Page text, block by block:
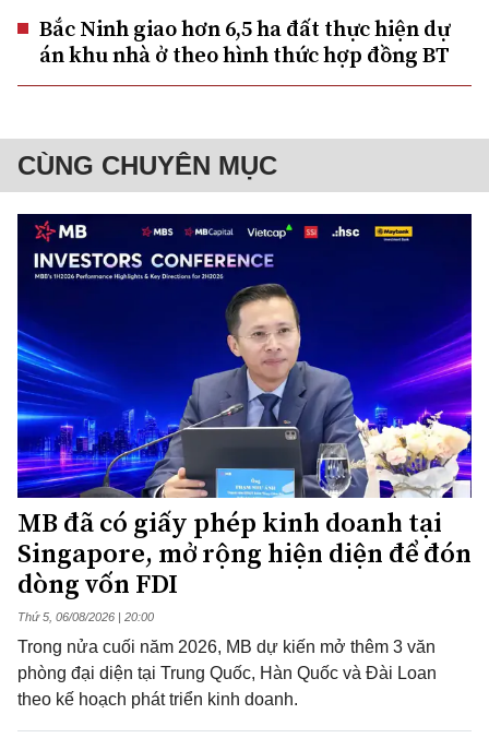
Bắc Ninh giao hơn 6,5 ha đất thực hiện dự
án khu nhà ở theo hình thức hợp đồng BT
CÙNG CHUYÊN MỤC
MB đã có giấy phép kinh doanh tại
Singapore, mở rộng hiện diện để đón
dòng vốn FDI
Thứ 5, 06/08/2026 | 20:00
Trong nửa cuối năm 2026, MB dự kiến mở thêm 3 văn
phòng đại diện tại Trung Quốc, Hàn Quốc và Đài Loan
theo kế hoạch phát triển kinh doanh.